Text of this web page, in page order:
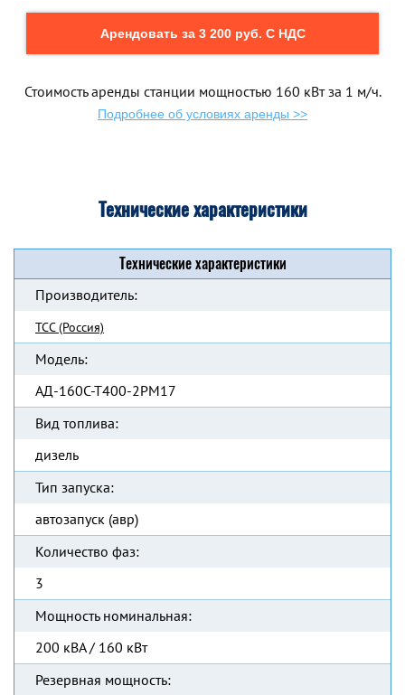
Арендовать за 3 200 руб. С НДС
Стоимость аренды станции мощностью 160 кВт за 1 м/ч.
Подробнее об условиях аренды >>
Технические характеристики
Технические характеристики
Производитель:
ТСС (Россия)
Модель:
АД-160С-Т400-2РМ17
Вид топлива:
дизель
Тип запуска:
автозапуск (авр)
Количество фаз:
3
Мощность номинальная:
200 кВА / 160 кВт
Резервная мощность: